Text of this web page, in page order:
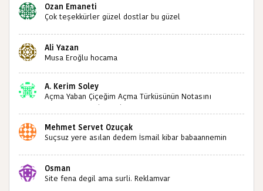
Ozan Emaneti
Çok teşekkürler güzel dostlar bu güzel
sizlerin sayesinde türkülerimiz ölmeyecektir tekrar
teşekkürler saygılarımla
Ali Yazan
Musa Eroğlu hocama
A. Kerim Soley
Açma Yaban Çiçeğim Açma Türküsünün Notasını
Bulabilir miyiz ?İlginiz İçin Şimdiden Teşekkürler.
Mehmet Servet Özuçak
Suçsuz yere asılan dedem İsmail kibar babaannemin
Osman
Site fena degil ama surli. Reklamvar